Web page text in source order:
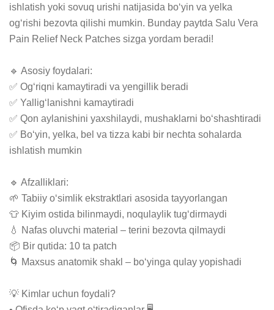
ishlatish yoki sovuq urishi natijasida bo‘yin va yelka
og‘rishi bezovta qilishi mumkin. Bunday paytda Salu Vera
Pain Relief Neck Patches sizga yordam beradi!
🔹 Asosiy foydalari:
✅ Og‘riqni kamaytiradi va yengillik beradi
✅ Yallig‘lanishni kamaytiradi
✅ Qon aylanishini yaxshilaydi, mushaklarni bo‘shashtiradi
✅ Bo‘yin, yelka, bel va tizza kabi bir nechta sohalarda
ishlatish mumkin
🔹 Afzalliklari:
🌱 Tabiiy o‘simlik ekstraktlari asosida tayyorlangan
👕 Kiyim ostida bilinmaydi, noqulaylik tug‘dirmaydi
💧 Nafas oluvchi material – terini bezovta qilmaydi
📦 Bir qutida: 10 ta patch
🌀 Maxsus anatomik shakl – bo‘yinga qulay yopishadi
💡 Kimlar uchun foydali?